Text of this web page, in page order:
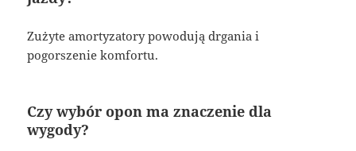
Zużyte amortyzatory powodują drgania i
pogorszenie komfortu.
Czy wybór opon ma znaczenie dla
wygody?